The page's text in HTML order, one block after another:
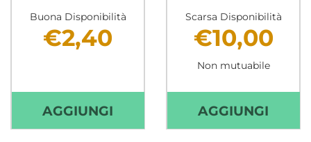
Buona Disponibilità
€2,40
AGGIUNGI AGGIUNGI LIGHTS
BY
Scarsa Disponibilità
€10,00
Non mutuabile
AGGIUNGI
WASH